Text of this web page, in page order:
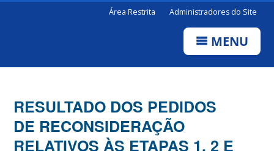
Área Restrita Administradores do Site
MENU
RESULTADO DOS PEDIDOS
DE RECONSIDERAÇÃO
RELATIVOS ÀS ETAPAS 1, 2 E